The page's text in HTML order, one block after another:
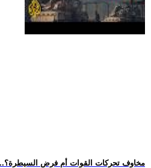
.. مخاوف تحركات القوات أم فرض